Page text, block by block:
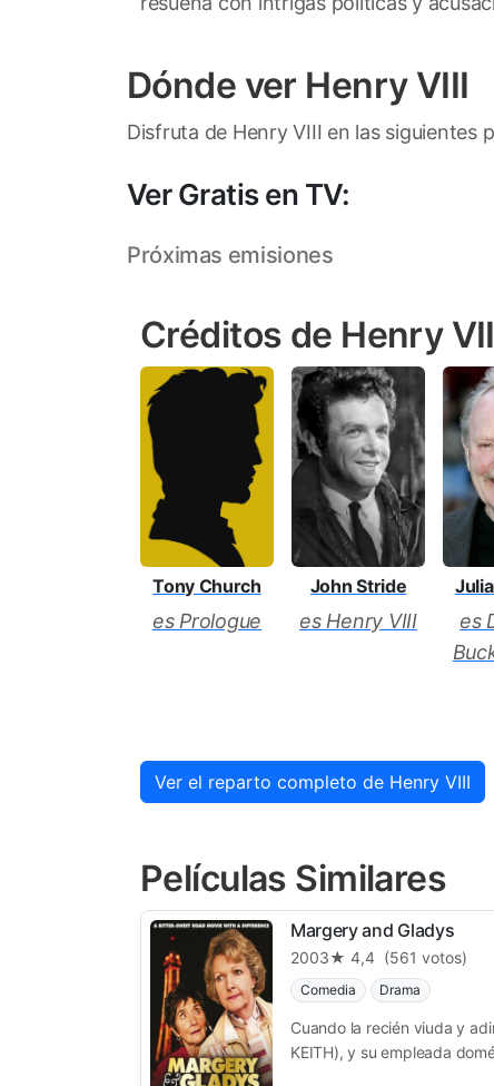
Dónde ver Henry VIII
Disfruta de Henry VIII en las siguientes
Ver Gratis en TV:
Próximas emisiones
Créditos de Henry
Tony Church
es Prologue
John Stride
es Henry VIII
es
Ver el reparto completo de Henry VIII
Películas Similares
Margery and Gladys
2003★ 4,4 (561 votos)
Comedia Drama
Cuando la recién viuda y
KEITH), y su empleada